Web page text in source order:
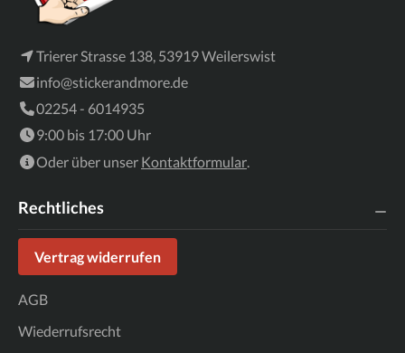
Trierer Strasse 138, 53919 Weilerswist
info@stickerandmore.de
02254 - 6014935
9:00 bis 17:00 Uhr
Oder über unser Kontaktformular.
Rechtliches
Vertrag widerrufen
AGB
Wiederrufsrecht